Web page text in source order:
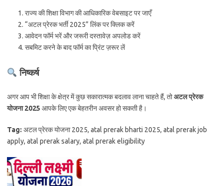
राज्य की शिक्षा विभाग की आधिकारिक वेबसाइट पर जाएँ
“अटल प्रेरक भर्ती 2025” लिंक पर क्लिक करें
आवेदन फॉर्म भरें और जरूरी दस्तावेज़ अपलोड करें
सबमिट करने के बाद फॉर्म का प्रिंट ज़रूर लें
निष्कर्ष
अगर आप भी शिक्षा के क्षेत्र में कुछ सकारात्मक बदलाव लाना चाहते हैं, तोअटल प्रेरक
योजना 2025 आपके लिए एक बेहतरीन अवसर हो सकती है।
Tag: अटल प्रेरक योजना 2025, atal prerak bharti 2025, atal prerak job
apply, atal prerak salary, atal prerak eligibility